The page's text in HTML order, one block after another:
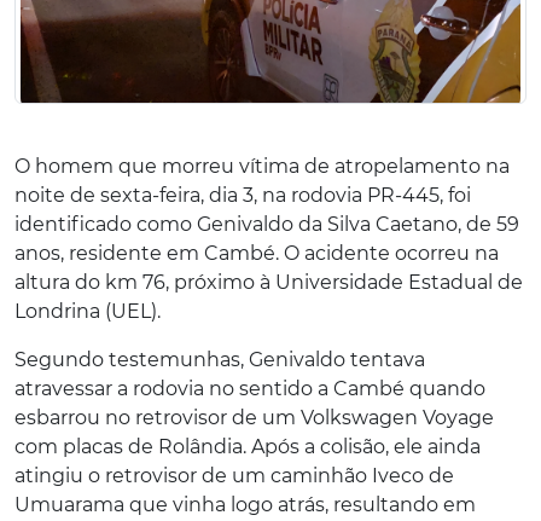
O homem que morreu vítima de atropelamento na
noite de sexta-feira, dia 3, na rodovia PR-445, foi
identificado como Genivaldo da Silva Caetano, de 59
anos, residente em Cambé. O acidente ocorreu na
altura do km 76, próximo à Universidade Estadual de
Londrina (UEL).
Segundo testemunhas, Genivaldo tentava
atravessar a rodovia no sentido a Cambé quando
esbarrou no retrovisor de um Volkswagen Voyage
com placas de Rolândia. Após a colisão, ele ainda
atingiu o retrovisor de um caminhão Iveco de
Umuarama que vinha logo atrás, resultando em